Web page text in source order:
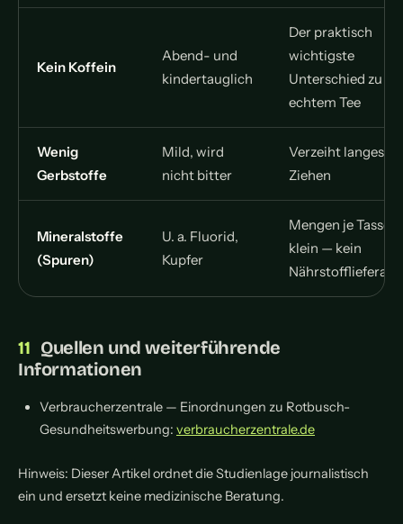
Kein Koffein
Abend- und
kindertauglich
Der praktisch
wichtigste
Unterschied zu
echtem Tee
Wenig
Gerbstoffe
Mild, wird
nicht bitter
Verzeiht langes
Ziehen
Mineralstoffe
(Spuren)
U. a. Fluorid,
Kupfer
Mengen je Tasse
klein — kein
Nährstofflieferant
Quellen und weiterführende
Informationen
Verbraucherzentrale — Einordnungen zu Rotbusch-
Gesundheitswerbung: verbraucherzentrale.de
Hinweis: Dieser Artikel ordnet die Studienlage journalistisch
ein und ersetzt keine medizinische Beratung.